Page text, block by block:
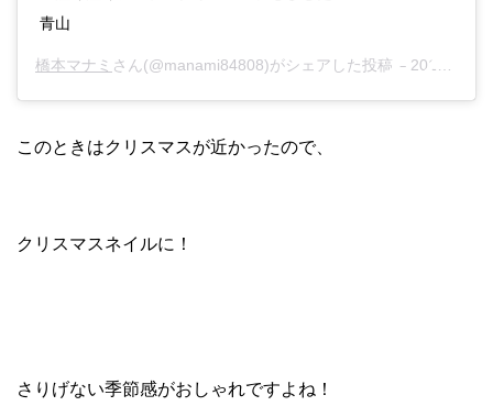
青山
橋本マナミ さん(@manami84808)がシェアした投稿 – 2017年12月月13日午前12時46分PST
このときはクリスマスが近かったので、
クリスマスネイルに！
さりげない季節感がおしゃれですよね！